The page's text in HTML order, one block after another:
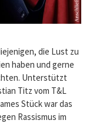
die Lust zu
haben und gerne
Unterstützt
Titz vom T&L
Stück war das
Rassismus im